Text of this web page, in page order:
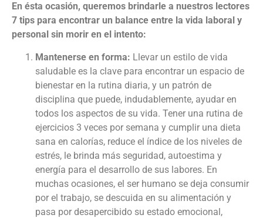
En ésta ocasión, queremos brindarle a nuestros lectores
7 tips para encontrar un balance entre la vida laboral y
personal sin morir en el intento:
Mantenerse en forma: Llevar un estilo de vida
saludable es la clave para encontrar un espacio de
bienestar en la rutina diaria, y un patrón de
disciplina que puede, indudablemente, ayudar en
todos los aspectos de su vida. Tener una rutina de
ejercicios 3 veces por semana y cumplir una dieta
sana en calorías, reduce el índice de los niveles de
estrés, le brinda más seguridad, autoestima y
energía para el desarrollo de sus labores. En
muchas ocasiones, el ser humano se deja consumir
por el trabajo, se descuida en su alimentación y
pasa por desapercibido su estado emocional,